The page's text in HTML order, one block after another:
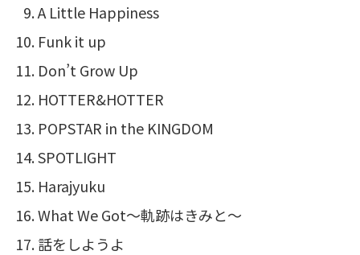
A Little Happiness
Funk it up
Don’t Grow Up
HOTTER&HOTTER
POPSTAR in the KINGDOM
SPOTLIGHT
Harajyuku
What We Got～軌跡はきみと～
話をしようよ